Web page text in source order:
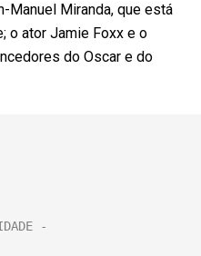
Manuel Miranda, que está
o ator Jamie Foxx e o
do Oscar e do